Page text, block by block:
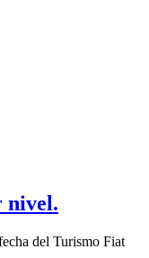
nivel.
del Turismo Fiat